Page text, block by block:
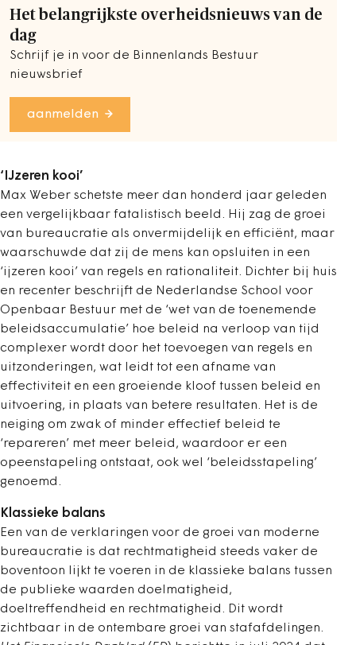
Het belangrijkste overheidsnieuws van de
dag
Schrijf je in voor de Binnenlands Bestuur
nieuwsbrief
aanmelden
‘IJzeren kooi’
Max Weber schetste meer dan honderd jaar geleden
een vergelijkbaar fatalistisch beeld. Hij zag de groei
van bureaucratie als onvermijdelijk en efficiënt, maar
waarschuwde dat zij de mens kan opsluiten in een
‘ijzeren kooi’ van regels en rationaliteit. Dichter bij huis
en recenter beschrijft de Nederlandse School voor
Openbaar Bestuur met de ‘wet van de toenemende
beleidsaccumulatie’ hoe beleid na verloop van tijd
complexer wordt door het toevoegen van regels en
uitzonderingen, wat leidt tot een afname van
effectiviteit en een groeiende kloof tussen beleid en
uitvoering, in plaats van betere resultaten. Het is de
neiging om zwak of minder effectief beleid te
‘repareren’ met meer beleid, waardoor er een
opeenstapeling ontstaat, ook wel ‘beleidsstapeling’
genoemd.
Klassieke balans
Een van de verklaringen voor de groei van moderne
bureaucratie is dat rechtmatigheid steeds vaker de
boventoon lijkt te voeren in de klassieke balans tussen
de publieke waarden doelmatigheid,
doeltreffendheid en rechtmatigheid. Dit wordt
zichtbaar in de ontembare groei van stafafdelingen.